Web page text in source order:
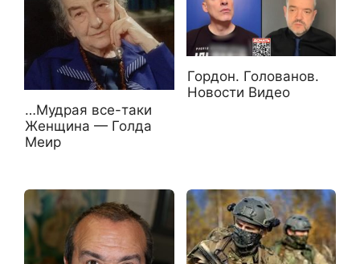
…Мудрая все-таки
Женщина — Голда
Меир
Гордон. Голованов.
Новости Видео